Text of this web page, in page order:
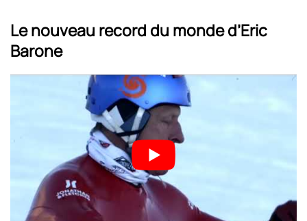
Le nouveau record du monde d’Eric
Barone